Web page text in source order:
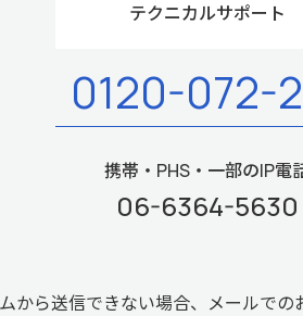
テクニカルサポート
0120-072-
携帯・PHS・一部のIP電
06-6364-5630
から送信できない場合、メールでの